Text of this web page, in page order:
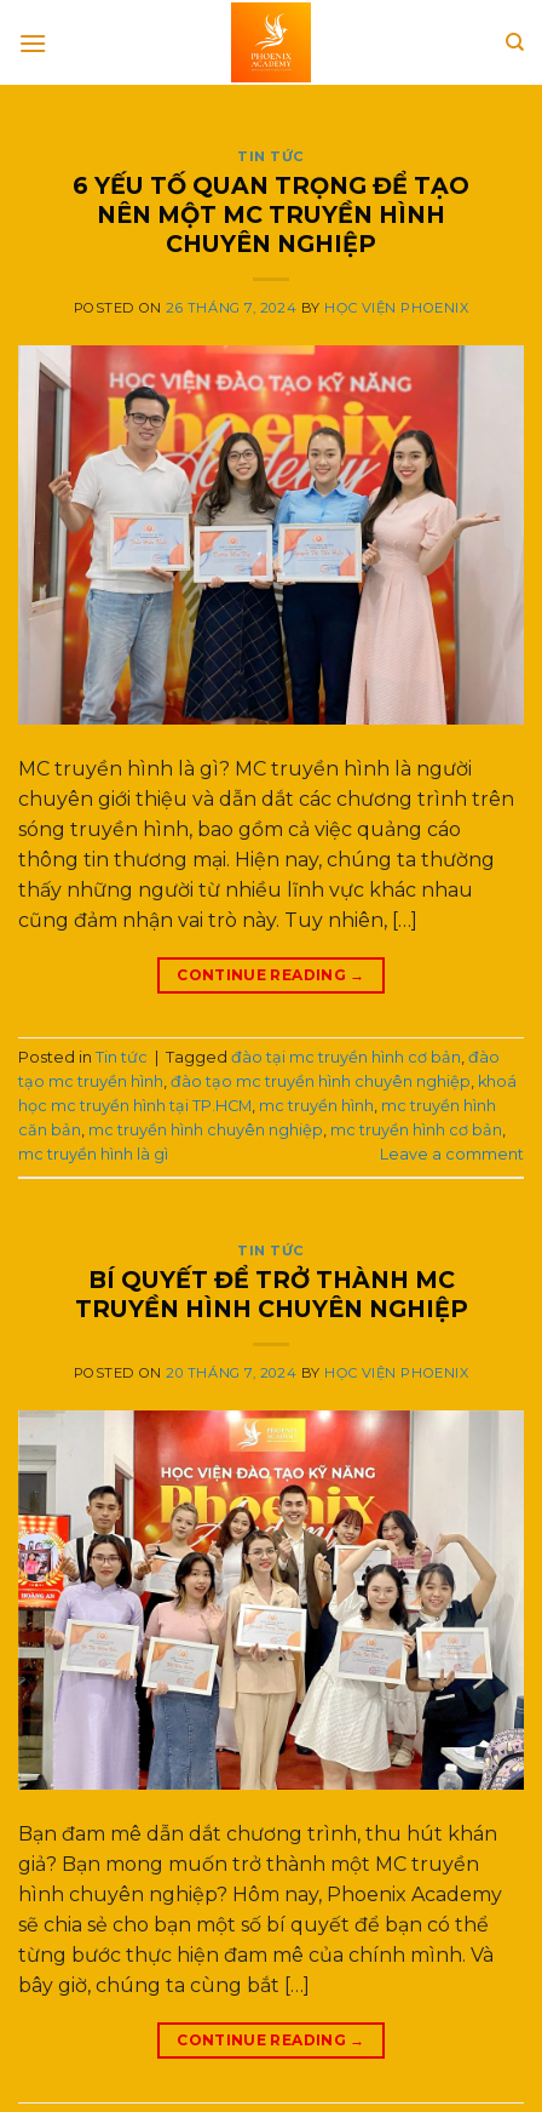
TIN TỨC
6 YẾU TỐ QUAN TRỌNG ĐỂ TẠO
NÊN MỘT MC TRUYỀN HÌNH
CHUYÊN NGHIỆP
POSTED ON26 THÁNG 7, 2024 BY HỌC VIỆN PHOENIX
MC truyền hình là gì? MC truyền hình là người
chuyên giới thiệu và dẫn dắt các chương trình trên
sóng truyền hình, bao gồm cả việc quảng cáo
thông tin thương mại. Hiện nay, chúng ta thường
thấy những người từ nhiều lĩnh vực khác nhau
cũng đảm nhận vai trò này. Tuy nhiên, […]
CONTINUE READING →
Posted in Tin tức Tagged đào tại mc truyền hình cơ bản, đào
tạo mc truyền hình, đào tạo mc truyền hình chuyên nghiệp, khoá
học mc truyền hình tại TP.HCM, mc truyền hình, mc truyền hình
căn bản, mc truyền hình chuyên nghiệp, mc truyền hình cơ bản,
mc truyền hình là gì
Leave a comment
TIN TỨC
BÍ QUYẾT ĐỂ TRỞ THÀNH MC
TRUYỀN HÌNH CHUYÊN NGHIỆP
POSTED ON20 THÁNG 7, 2024 BY HỌC VIỆN PHOENIX
Bạn đam mê dẫn dắt chương trình, thu hút khán
giả? Bạn mong muốn trở thành một MC truyền
hình chuyên nghiệp? Hôm nay, Phoenix Academy
sẽ chia sẻ cho bạn một số bí quyết để bạn có thể
từng bước thực hiện đam mê của chính mình. Và
bây giờ, chúng ta cùng bắt […]
CONTINUE READING →